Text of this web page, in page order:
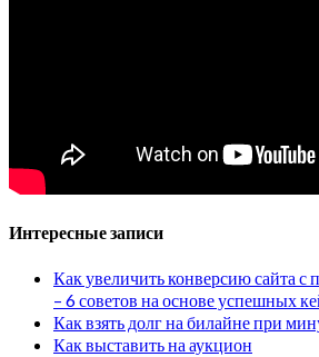
Интересные записи
Как увеличить конверсию сайта
– 6 советов на основе успешных
Как взять долг на билайне при
Как выставить на аукцион